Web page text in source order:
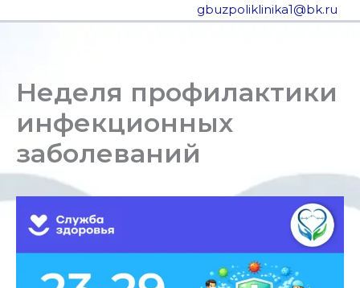
gbuzpoliklinika1@bk.ru
Неделя профилактики
инфекционных
заболеваний